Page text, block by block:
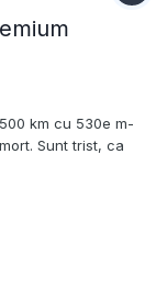
km cu 530e m-
Sunt trist, ca